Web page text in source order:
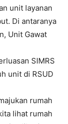
unit layanan
Di antaranya
Unit Gawat
SIMRS
unit di RSUD
rumah
lihat rumah